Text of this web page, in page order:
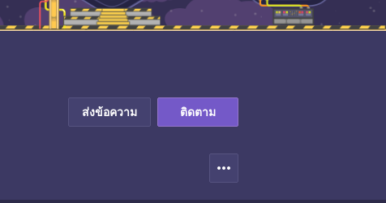
ส่งข้อความ ติดตาม
more_horiz